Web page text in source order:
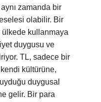
zamanda bir
olabilir. Bir
ülkede kullanmaya
duygusu ve
TL, sadece bir
kültürüne,
duygusal
gelir. Bir para